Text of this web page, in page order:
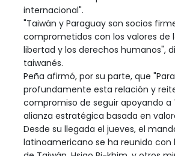
internacional".
"Taiwán y Paraguay son socios
comprometidos con los valores de
libertad y los derechos humanos",
taiwanés.
Peña afirmó, por su parte, que
profundamente esta relación y
compromiso de seguir apoyando a
alianza estratégica basada en
Desde su llegada el jueves, el
latinoamericano se ha reunido con